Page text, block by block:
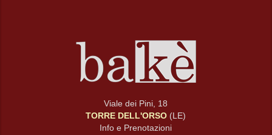
Viale dei Pini, 18
TORRE DELL'ORSO (LE)
Info e Prenotazioni